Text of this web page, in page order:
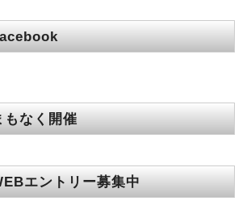
もなく開催
エントリー募集中